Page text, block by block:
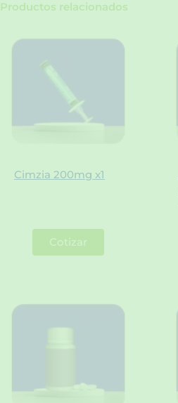
Productos relacionados
Cimzia 200mg x1
Cotizar